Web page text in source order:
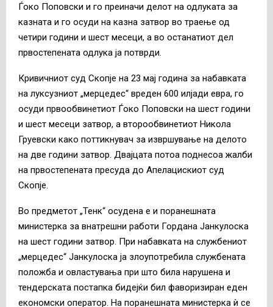
Ѓоко Поповски и го преиначи делот на одлуката за
казната и го осуди на казна затвор во траење од
четири години и шест месеци, а во останатиот дел
првостепената одлука ја потврди.
Кривичниот суд Скопје на 23 мај година за набавката
на луксузниот „мерцедес“ вреден 600 илјади евра, го
осуди првообвинетиот Ѓоко Поповски на шест години
и шест месеци затвор, а второобвинетиот Никола
Груевски како поттикнувач за извршување на делото
на две години затвор. Двајцата потоа поднесоа жалби
на првостепената пресуда до Апелацискиот суд
Скопје.
Во предметот „Тенк“ осудена е и поранешната
министерка за внатрешни работи Гордана Јанкулоска
на шест години затвор. При набавката на службениот
„мерцедес“ Јанкулоска ја злоупотребила службената
положба и овластувања при што била нарушена и
тендерската постапка бидејќи бил фаворизиран еден
економски оператор. На поранешната министерка ѝ се